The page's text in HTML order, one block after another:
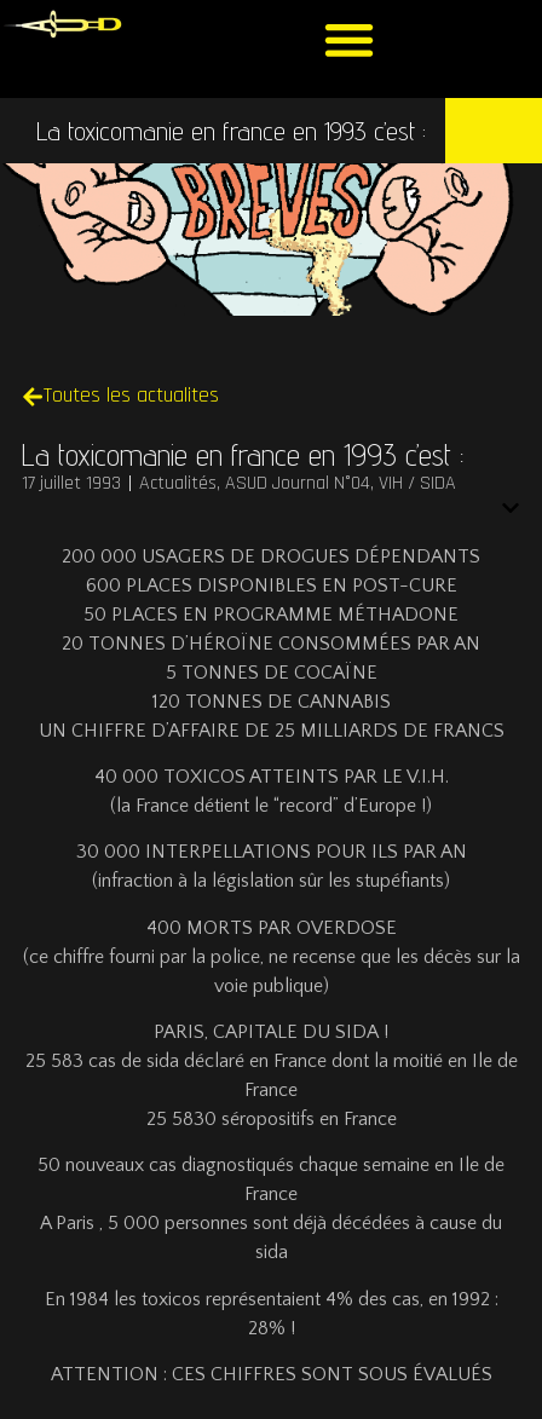
La toxicomanie en france en 1993 c’est :
Toutes les actualites
La toxicomanie en france en 1993 c’est :
17 juillet 1993 Actualités, ASUD Journal N°04, VIH / SIDA
200 000 USAGERS DE DROGUES DÉPENDANTS
600 PLACES DISPONIBLES EN POST-CURE
50 PLACES EN PROGRAMME MÉTHADONE
20 TONNES D’HÉROÏNE CONSOMMÉES PAR AN
5 TONNES DE COCAÏNE
120 TONNES DE CANNABIS
UN CHIFFRE D’AFFAIRE DE 25 MILLIARDS DE FRANCS
40 000 TOXICOS ATTEINTS PAR LE V.I.H.
(la France détient le “record” d’Europe !)
30 000 INTERPELLATIONS POUR ILS PAR AN
(infraction à la législation sûr les stupéfiants)
400 MORTS PAR OVERDOSE
(ce chiffre fourni par la police, ne recense que les décès sur la
voie publique)
PARIS, CAPITALE DU SIDA !
25 583 cas de sida déclaré en France dont la moitié en Ile de
France
25 5830 séropositifs en France
50 nouveaux cas diagnostiqués chaque semaine en Ile de
France
A Paris , 5 000 personnes sont déjà décédées à cause du
sida
En 1984 les toxicos représentaient 4% des cas, en 1992 :
28% !
ATTENTION : CES CHIFFRES SONT SOUS ÉVALUÉS